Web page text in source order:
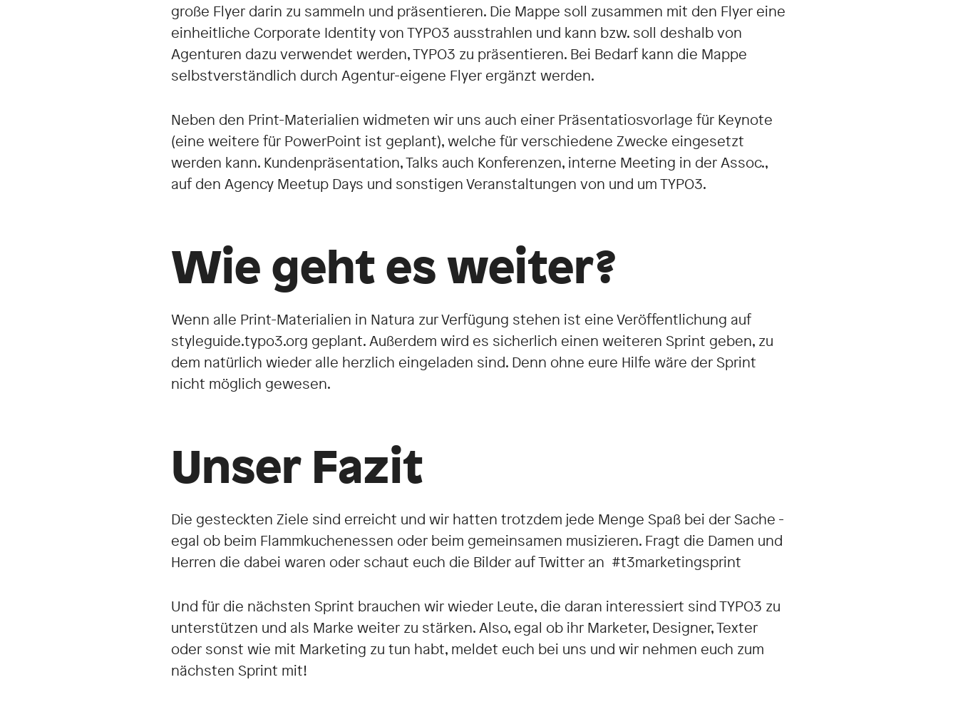
große Flyer darin zu sammeln und präsentieren. Die Mappe soll zusammen mit den Flyer eine
einheitliche Corporate Identity von TYPO3 ausstrahlen und kann bzw. soll deshalb von
Agenturen dazu verwendet werden, TYPO3 zu präsentieren. Bei Bedarf kann die Mappe
selbstverständlich durch Agentur-eigene Flyer ergänzt werden.
Neben den Print-Materialien widmeten wir uns auch einer Präsentatiosvorlage für Keynote
(eine weitere für PowerPoint ist geplant), welche für verschiedene Zwecke eingesetzt
werden kann. Kundenpräsentation, Talks auch Konferenzen, interne Meeting in der Assoc.,
auf den Agency Meetup Days und sonstigen Veranstaltungen von und um TYPO3.
Wie geht es weiter?
Wenn alle Print-Materialien in Natura zur Verfügung stehen ist eine Veröffentlichung auf
styleguide.typo3.org geplant. Außerdem wird es sicherlich einen weiteren Sprint geben, zu
dem natürlich wieder alle herzlich eingeladen sind. Denn ohne eure Hilfe wäre der Sprint
nicht möglich gewesen.
Unser Fazit
Die gesteckten Ziele sind erreicht und wir hatten trotzdem jede Menge Spaß bei der Sache -
egal ob beim Flammkuchenessen oder beim gemeinsamen musizieren. Fragt die Damen und
Herren die dabei waren oder schaut euch die Bilder auf Twitter an #t3marketingsprint
Und für die nächsten Sprint brauchen wir wieder Leute, die daran interessiert sind TYPO3 zu
unterstützen und als Marke weiter zu stärken. Also, egal ob ihr Marketer, Designer, Texter
oder sonst wie mit Marketing zu tun habt, meldet euch bei uns und wir nehmen euch zum
nächsten Sprint mit!